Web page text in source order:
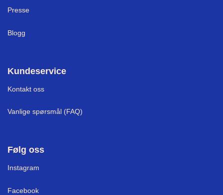
Presse
Blogg
Kundeservice
Kontakt oss
Vanlige spørsmål (FAQ)
Følg oss
Instagram
Facebook